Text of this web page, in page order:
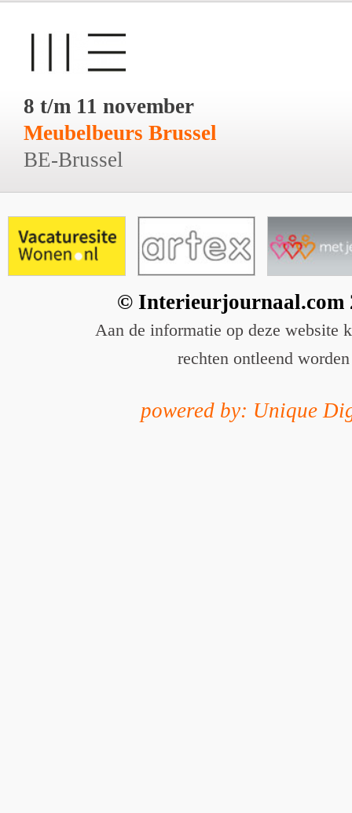
8 t/m 11 november
Meubelbeurs Brussel
BE-Brussel
© Interieurjournaal.com
Aan de informatie op deze website
rechten ontleend worden
powered by: Unique